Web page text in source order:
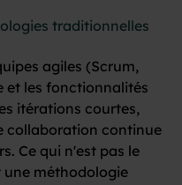
traditionnelles
agiles (Scrum,
et les fonctionnalités
itérations courtes,
collaboration continue
Ce qui n'est pas le
une méthodologie